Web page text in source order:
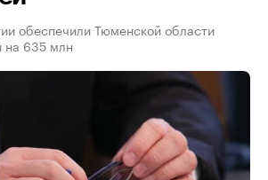
обеспечили Тюменской области
на 635 млн